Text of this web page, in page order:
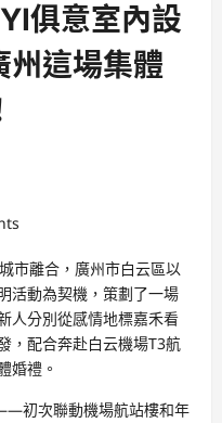
俱意室內設
州這場集體
市離合，廣州市白云區以
活動為契機，策劃了一場
人分別從感情地標嘉禾看
，配合奔赴白云機場T3航
婚禮。
初次聯動機場航站樓和年